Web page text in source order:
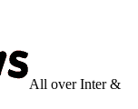
All over Inter &